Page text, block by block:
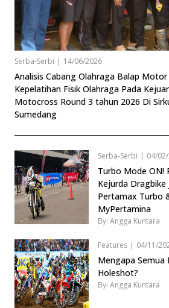
Serba-Serbi | 14/06/2026
Analisis Cabang Olahraga Balap
Kepelatihan Fisik Olahraga Pada
Motocross Round 3 tahun 2026 Di
Sumedang
Serba-Serbi | 04/
Turbo Mode ON!
Kejurda Dragbike
Pertamax Turbo
MyPertamina
By: Angga Kuntara
Features | 04/11/
Mengapa Semua
Holeshot?
By: Angga Kuntara